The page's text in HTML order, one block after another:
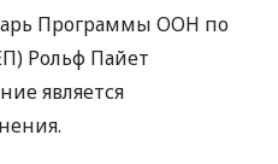
Программы ООН по
) Рольф Пайет
является